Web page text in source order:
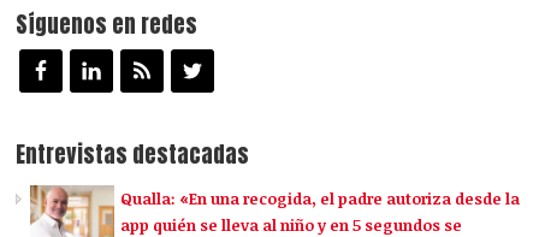
Síguenos en redes
Entrevistas destacadas
Qualla: «En una recogida, el padre autoriza desde la
app quién se lleva al niño y en 5 segundos se